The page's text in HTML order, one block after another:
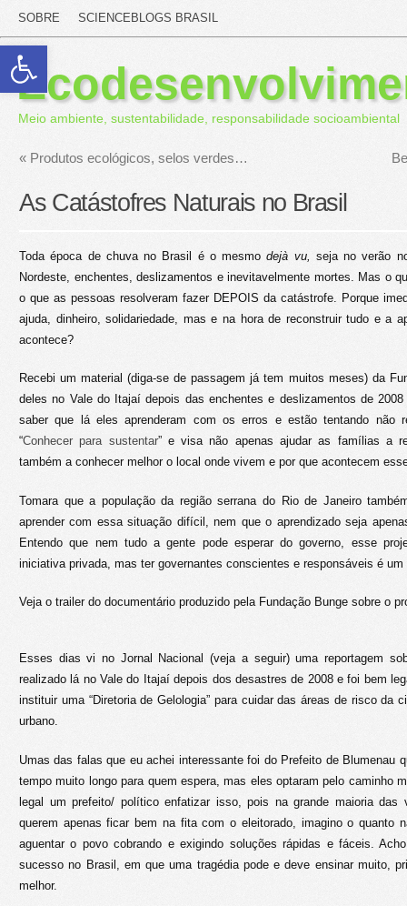
Abrir a barra de ferramentas
SOBRE SCIENCEBLOGS BRASIL
Meio ambiente, sustentabilidade, responsabilidade socioambiental
« Produtos ecológicos, selos verdes…
As Catástofres Naturais no Brasil
Toda época de chuva no Brasil é o mesmodejà vu, seja no verão
Nordeste, enchentes, deslizamentos e inevitavelmente mortes. Mas o
o que as pessoas resolveram fazer DEPOIS da catástrofe. Porque
ajuda, dinheiro, solidariedade, mas e na hora de reconstruir tudo e a
acontece?
Recebi um material (diga-se de passagem já tem muitos meses) da
deles no Vale do Itajaí depois das enchentes e deslizamentos de
saber que lá eles aprenderam com os erros e estão tentando não
“Conhecer para sustentar” e visa não apenas ajudar as famílias a
também a conhecer melhor o local onde vivem e por que acontecem
Tomara que a população da região serrana do Rio de Janeiro
aprender com essa situação difícil, nem que o aprendizado seja
Entendo que nem tudo a gente pode esperar do governo, esse
iniciativa privada, mas ter governantes conscientes e responsáveis é
Veja o trailer do documentário produzido pela Fundação Bunge sobre o
Esses dias vi no Jornal Nacional (veja a seguir) uma reportagem
realizado lá no Vale do Itajaí depois dos desastres de 2008 e foi bem
instituir uma “Diretoria de Gelologia” para cuidar das áreas de risco da
urbano.
Umas das falas que eu achei interessante foi do Prefeito de Blumenau
tempo muito longo para quem espera, mas eles optaram pelo caminho
legal um prefeito/ político enfatizar isso, pois na grande maioria das
querem apenas ficar bem na fita com o eleitorado, imagino o quanto
aguentar o povo cobrando e exigindo soluções rápidas e fáceis.
sucesso no Brasil, em que uma tragédia pode e deve ensinar muito,
melhor.